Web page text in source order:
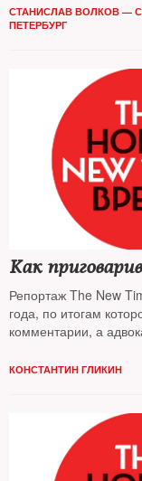
СТАНИСЛАВ ВОЛКОВ —
ПЕТЕРБУРГ
Как
Репортаж The New
года, по итогам
комментарии, а
КОНСТАНТИН ГЛИКИН